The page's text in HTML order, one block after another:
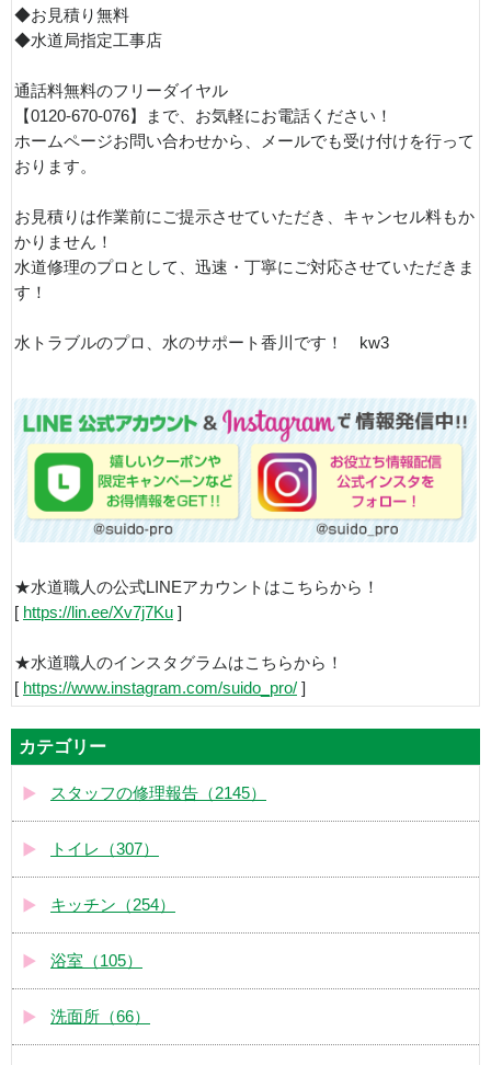
◆お見積り無料
◆水道局指定工事店
通話料無料のフリーダイヤル
【0120-670-076】まで、お気軽にお電話ください！
ホームページお問い合わせから、メールでも受け付けを行って
おります。
お見積りは作業前にご提示させていただき、キャンセル料もか
かりません！
水道修理のプロとして、迅速・丁寧にご対応させていただきま
す！
水トラブルのプロ、水のサポート香川です！ kw3
★水道職人の公式LINEアカウントはこちらから！
[ https://lin.ee/Xv7j7Ku ]
★水道職人のインスタグラムはこちらから！
[ https://www.instagram.com/suido_pro/ ]
カテゴリー
スタッフの修理報告（2145）
トイレ（307）
キッチン（254）
浴室（105）
洗面所（66）